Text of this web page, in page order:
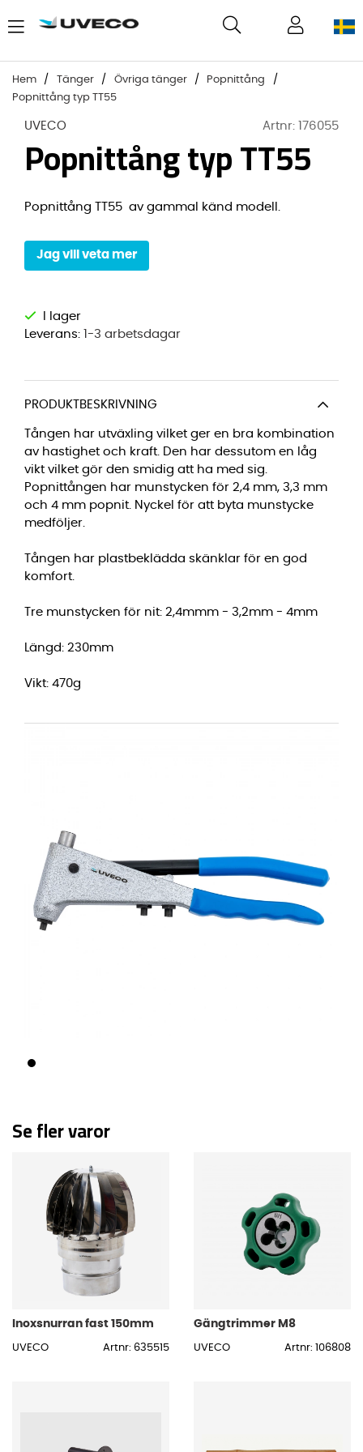
Hem Tänger Övriga tänger
Popnittång
Popnittång typ TT55
UVECO Artnr: 176055
Popnittång typ TT55
Popnittång TT55 av gammal känd modell.
Jag vill veta mer
Leverans: 1-3 arbetsdagar
PRODUKTBESKRIVNING
Tången har utväxling vilket ger en bra kombination
av hastighet och kraft. Den har dessutom en låg
vikt vilket gör den smidig att ha med sig.
Popnittången har munstycken för 2,4 mm, 3,3 mm
och 4 mm popnit. Nyckel för att byta munstycke
medföljer.
Tången har plastbeklädda skänklar för en god
komfort.
Tre munstycken för nit: 2,4mmm - 3,2mm - 4mm
Längd: 230mm
Vikt: 470g
Se fler varor
Inoxsnurran fast 150mm
UVECO Artnr: 635515
Gängtrimmer M8
UVECO Artnr: 106808